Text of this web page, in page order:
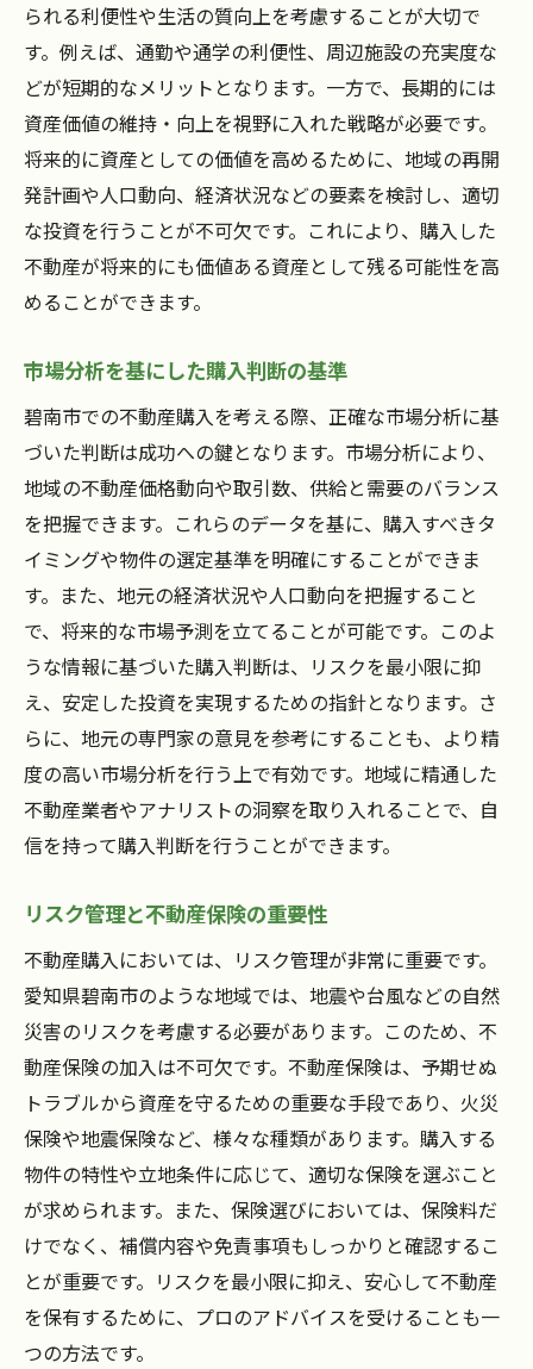
られる利便性や生活の質向上を考慮することが大切で
す。例えば、通勤や通学の利便性、周辺施設の充実度な
どが短期的なメリットとなります。一方で、長期的には
資産価値の維持・向上を視野に入れた戦略が必要です。
将来的に資産としての価値を高めるために、地域の再開
発計画や人口動向、経済状況などの要素を検討し、適切
な投資を行うことが不可欠です。これにより、購入した
不動産が将来的にも価値ある資産として残る可能性を高
めることができます。
市場分析を基にした購入判断の基準
碧南市での不動産購入を考える際、正確な市場分析に基
づいた判断は成功への鍵となります。市場分析により、
地域の不動産価格動向や取引数、供給と需要のバランス
を把握できます。これらのデータを基に、購入すべきタ
イミングや物件の選定基準を明確にすることができま
す。また、地元の経済状況や人口動向を把握すること
で、将来的な市場予測を立てることが可能です。このよ
うな情報に基づいた購入判断は、リスクを最小限に抑
え、安定した投資を実現するための指針となります。さ
らに、地元の専門家の意見を参考にすることも、より精
度の高い市場分析を行う上で有効です。地域に精通した
不動産業者やアナリストの洞察を取り入れることで、自
信を持って購入判断を行うことができます。
リスク管理と不動産保険の重要性
不動産購入においては、リスク管理が非常に重要です。
愛知県碧南市のような地域では、地震や台風などの自然
災害のリスクを考慮する必要があります。このため、不
動産保険の加入は不可欠です。不動産保険は、予期せぬ
トラブルから資産を守るための重要な手段であり、火災
保険や地震保険など、様々な種類があります。購入する
物件の特性や立地条件に応じて、適切な保険を選ぶこと
が求められます。また、保険選びにおいては、保険料だ
けでなく、補償内容や免責事項もしっかりと確認するこ
とが重要です。リスクを最小限に抑え、安心して不動産
を保有するために、プロのアドバイスを受けることも一
つの方法です。